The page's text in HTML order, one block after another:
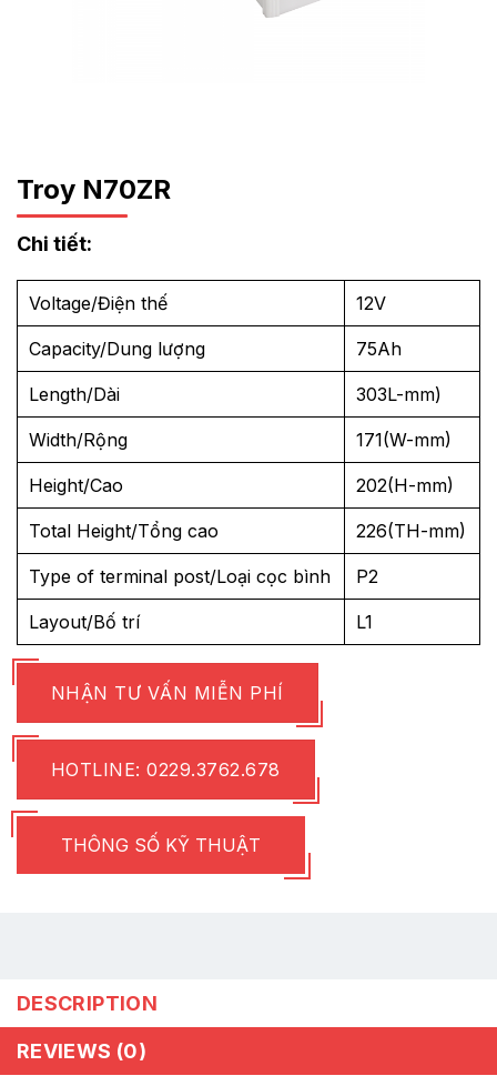
Troy N70ZR
Chi tiết:
Voltage/Điện thế 12V
Capacity/Dung lượng 75Ah
Length/Dài 303L-mm)
Width/Rộng 171(W-mm)
Height/Cao 202(H-mm)
Total Height/Tổng cao 226(TH-mm)
Type of terminal post/Loại cọc bình P2
Layout/Bố trí L1
NHẬN TƯ VẤN MIỄN PHÍ
HOTLINE: 0229.3762.678
THÔNG SỐ KỸ THUẬT
DESCRIPTION
REVIEWS (0)